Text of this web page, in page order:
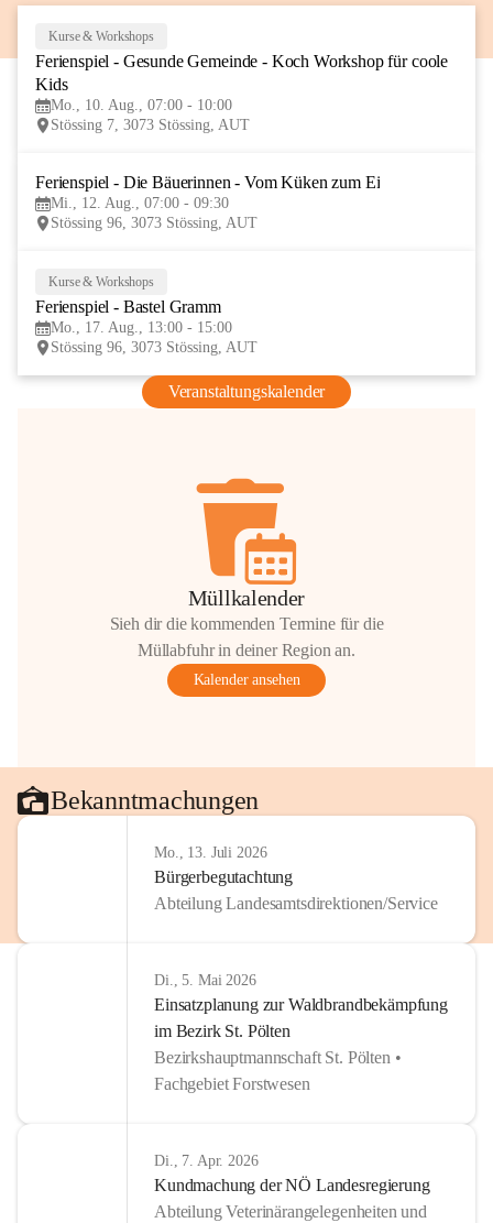
AUG
Kurse & Workshops
Ferienspiel - Gesunde Gemeinde - Koch Workshop für coole
Kids
Mo., 10. Aug., 07:00 - 10:00
Stössing 7, 3073 Stössing, AUT
Ferienspiel - Die Bäuerinnen - Vom Küken zum Ei
Mi., 12. Aug., 07:00 - 09:30
Stössing 96, 3073 Stössing, AUT
Kurse & Workshops
Ferienspiel - Bastel Gramm
Mo., 17. Aug., 13:00 - 15:00
Stössing 96, 3073 Stössing, AUT
Veranstaltungskalender
Müllkalender
Sieh dir die kommenden Termine für die
Müllabfuhr in deiner Region an.
Kalender ansehen
Bekanntmachungen
Mo., 13. Juli 2026
Bürgerbegutachtung
Abteilung Landesamtsdirektionen/Service
Di., 5. Mai 2026
Einsatzplanung zur Waldbrandbekämpfung
im Bezirk St. Pölten
Bezirkshauptmannschaft St. Pölten •
Fachgebiet Forstwesen
Di., 7. Apr. 2026
Kundmachung der NÖ Landesregierung
Abteilung Veterinärangelegenheiten und